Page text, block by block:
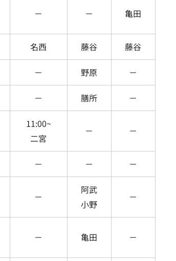
－ － 亀田
名西 藤谷 藤谷
－ 野原 －
－ 膳所 －
11:00~
二宮
－ －
－ － －
－
阿武
小野
－
－ 亀田 －